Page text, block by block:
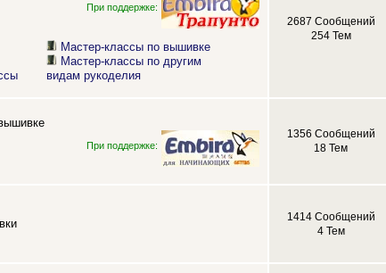
При поддержке:
Мастер-классы по вышивке
Мастер-классы по другим
видам рукоделия
2687 Сообщений
254 Тем
При поддержке:
1356 Сообщений
18 Тем
1414 Сообщений
4 Тем